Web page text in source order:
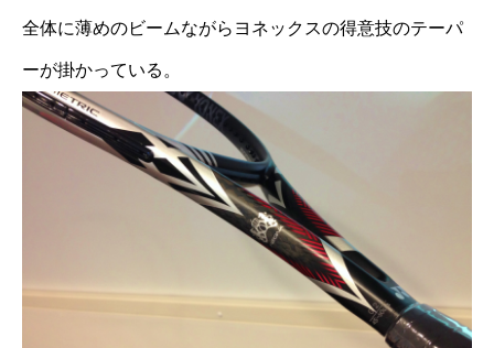
全体に薄めのビームながらヨネックスの得意技のテーパ
ーが掛かっている。